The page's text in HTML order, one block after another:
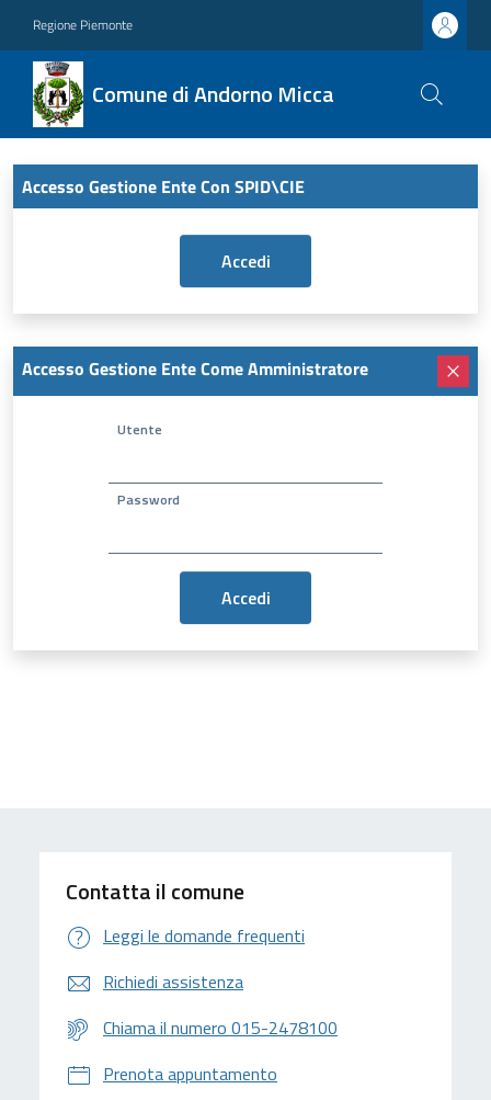
Regione Piemonte
Comune di Andorno Micca
Accesso Gestione Ente Con SPID\CIE
Accesso Gestione Ente Come Amministratore
Utente
Password
Contatta il comune
Leggi le domande frequenti
Richiedi assistenza
Chiama il numero 015-2478100
Prenota appuntamento